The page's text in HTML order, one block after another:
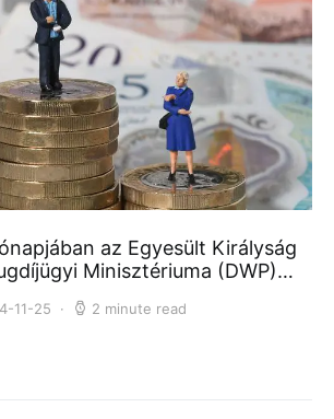
az Egyesült Királyság
Minisztériuma (DWP)…
11-25 2 minute read